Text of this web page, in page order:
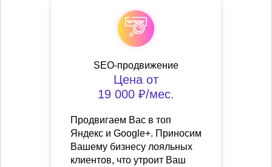
SEO-продвижение
Цена от
19 000 ₽/мес.
Продвигаем Вас в топ
Яндекс и Google+. Приносим
Вашему бизнесу лояльных
клиентов, что утроит Ваш